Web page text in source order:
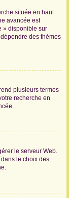
située en haut
avancée est
» disponible sur
des thèmes
plusieurs termes
recherche en
le serveur Web.
le choix des